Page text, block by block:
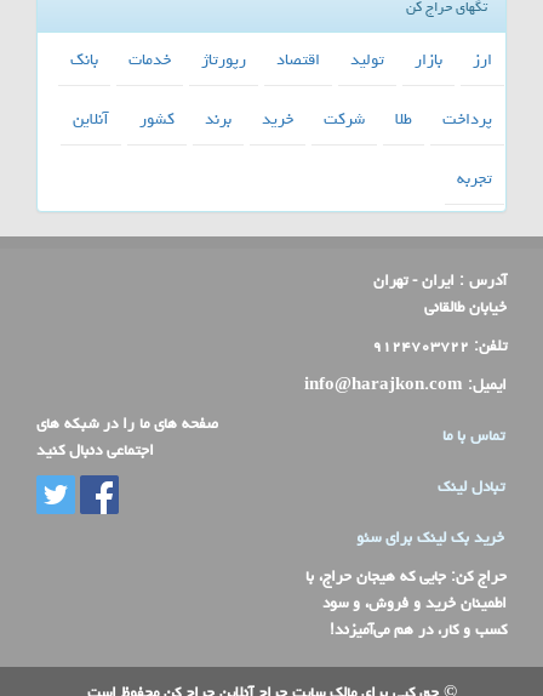
تگهای حراج کن
ارز بازار تولید اقتصاد رپورتاژ خدمات
بانك
پرداخت
طلا شركت خرید برند كشور
آنلاین
تجربه
آدرس : ایران - تهران
خیابان طالقانی
تلفن: ۹۱۲۴۷۰۳۷۲۲
ایمیل: info@harajkon.com
تماس با ما
تبادل لینک
خرید بک لینک برای سئو
حراج کن: جایی که هیجان حراج، با
اطمینان خرید و فروش، و سود
کسب و کار، در هم می‌آمیزند!
صفحه های ما را در شبکه های
اجتماعی دنبال کنید